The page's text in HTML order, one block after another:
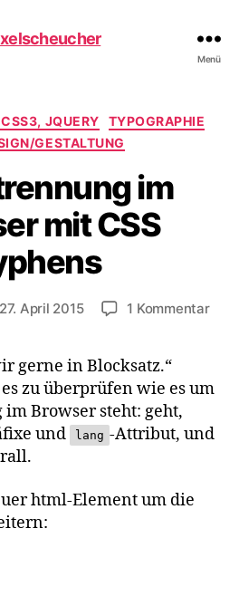
Menü
Kategorien
JQUERY
TYPOGRAPHIE
GESTALTUNG
im
mit CSS
27. April 2015 1 Kommentarzu
mit
gerne in Blocksatz.“
zu überprüfen wie es um
Browser steht: geht,
und
lang -Attribut, und
html-Element um die